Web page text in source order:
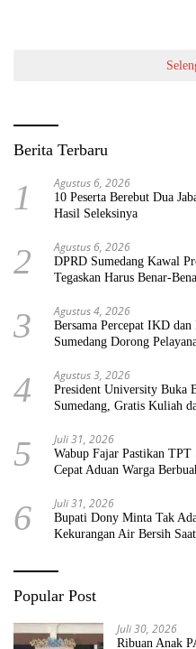
Berita Terbaru
1 Agustus 6, 2026
10 Peserta Berebut Dua
Hasil Seleksinya
2 Agustus 6, 2026
DPRD Sumedang Kawal
Tegaskan Harus Benar-
3 Agustus 4, 2026
Bersama Percepat IKD
Sumedang Dorong
4 Agustus 3, 2026
President University Buka
Sumedang, Gratis Kuliah
5 Juli 31, 2026
Wabup Fajar Pastikan
Cepat Aduan Warga
6 Juli 31, 2026
Bupati Dony Minta Tak
Kekurangan Air Bersih
Popular Post
Juli 30, 2026
Ribuan Anak